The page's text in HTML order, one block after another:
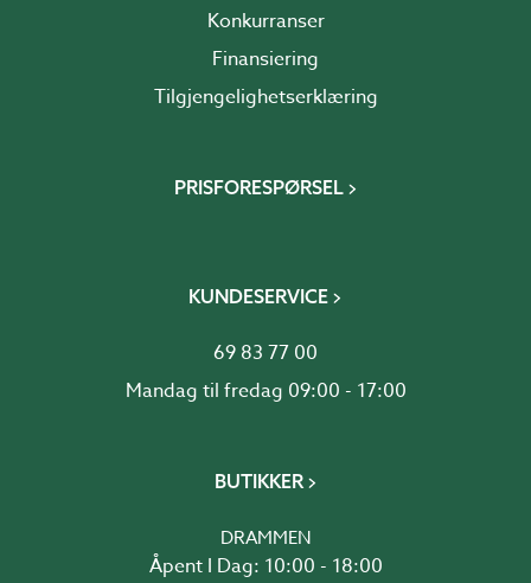
Konkurranser
Finansiering
Tilgjengelighetserklæring
PRISFORESPØRSEL
KUNDESERVICE
69 83 77 00
Mandag til fredag 09:00 - 17:00
BUTIKKER
DRAMMEN
Åpent I Dag: 10:00 - 18:00